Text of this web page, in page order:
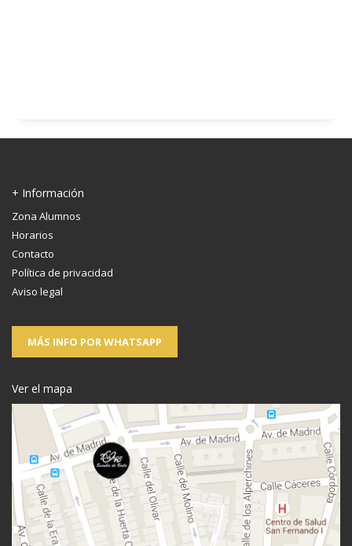
+ Información
Zona Alumnos
Horarios
Contacto
Política de privacidad
Aviso legal
MÁS INFO POR WHATSAPP
Ver el mapa